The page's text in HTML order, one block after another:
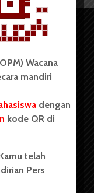
WACANA.
merupakan
dan dikelola
Wacana
mandiri
dengan
kode QR di
telah
Pers